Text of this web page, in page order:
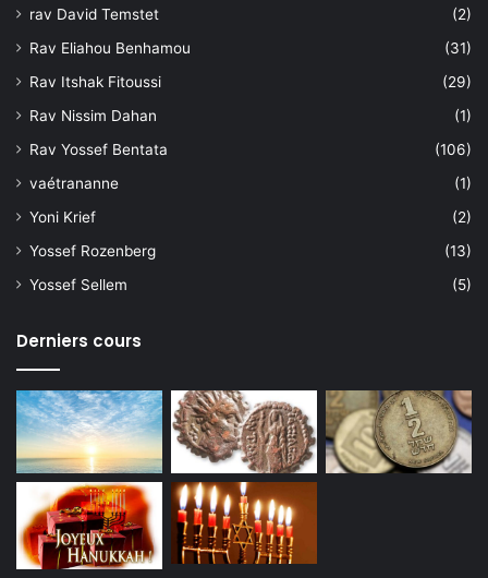
rav David Temstet
(2)
Rav Eliahou Benhamou
(31)
Rav Itshak Fitoussi
(29)
Rav Nissim Dahan
(1)
Rav Yossef Bentata
(106)
vaétrananne
(1)
Yoni Krief
(2)
Yossef Rozenberg
(13)
Yossef Sellem
(5)
Derniers cours